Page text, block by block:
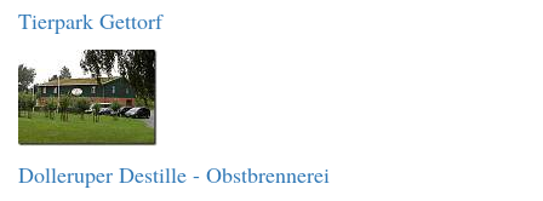
Tierpark Gettorf
Dolleruper Destille - Obstbrennerei